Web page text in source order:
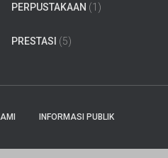
PERPUSTAKAAN (1)
PRESTASI (5)
INFORMASI PUBLIK